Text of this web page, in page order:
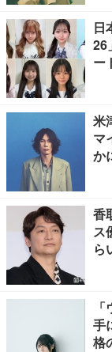
日
26
ー
米
マ
か
香
ス
ら
手
格